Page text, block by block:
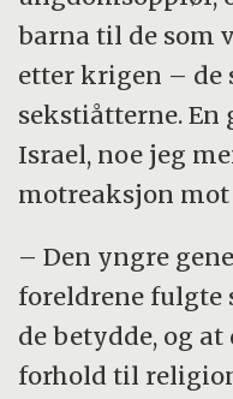
barna til de som
etter krigen – de
sekstiåtterne. En
Israel, noe jeg
motreaksjon
– Den yngre
foreldrene fulgte
de betydde, og
forhold til